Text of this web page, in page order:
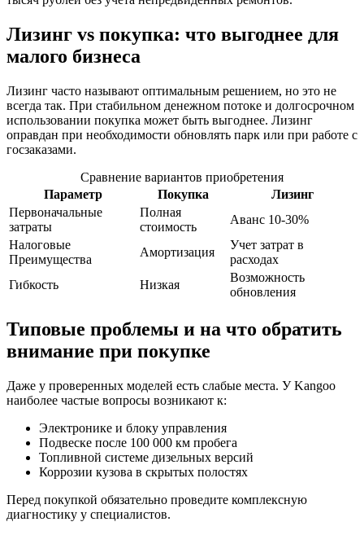
Лизинг vs покупка: что выгоднее для
малого бизнеса
Лизинг часто называют оптимальным решением, но это не
всегда так. При стабильном денежном потоке и долгосрочном
использовании покупка может быть выгоднее. Лизинг
оправдан при необходимости обновлять парк или при работе с
госзаказами.
Сравнение вариантов приобретения
Параметр
Покупка
Лизинг
Первоначальные
затраты
Полная
стоимость
Аванс 10-30%
Налоговые
Преимущества
Амортизация
Учет затрат в
расходах
Гибкость
Низкая
Возможность
обновления
Типовые проблемы и на что обратить
внимание при покупке
Даже у проверенных моделей есть слабые места. У Kangoo
наиболее частые вопросы возникают к:
Электронике и блоку управления
Подвеске после 100 000 км пробега
Топливной системе дизельных версий
Коррозии кузова в скрытых полостях
Перед покупкой обязательно проведите комплексную
диагностику у специалистов.